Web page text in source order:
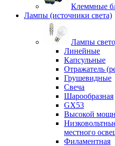
Клеммные
Лампы (источники света)
Лампы
Линейные
Капсульные
Отражатель
Грушевидные
Свеча
Шарообразная
GX53
Высокой
местного
Филаментная